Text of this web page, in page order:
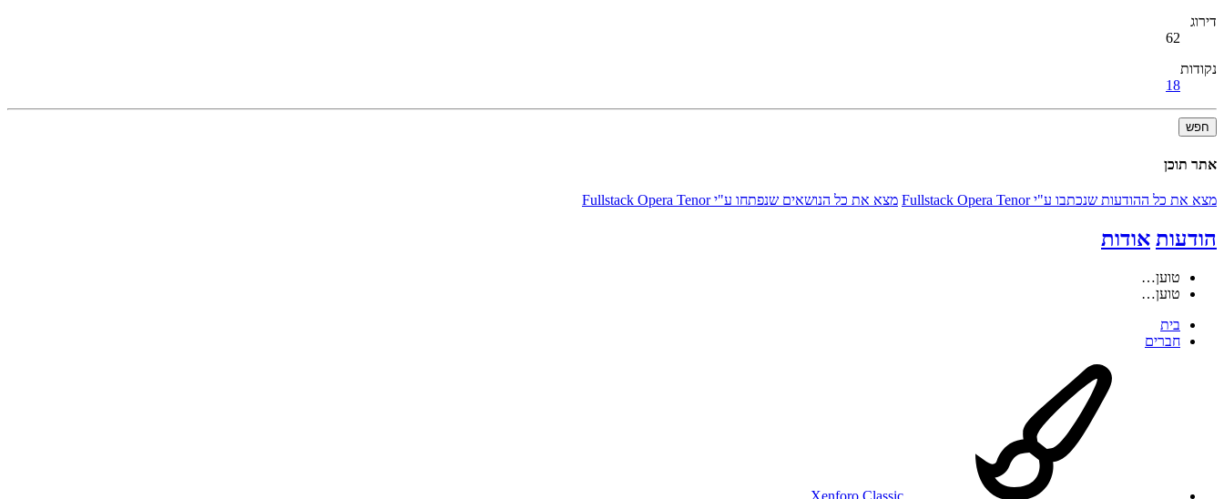
דירוג
62
נקודות
18
חפש
אתר תוכן
מצא את כל ההודעות שנכתבו ע"י Fullstack Opera Tenor מצא את כל הנושאים שנפתחו ע"י Fullstack Opera Tenor
הודעות אודות
טוען…
טוען…
בית
חברים